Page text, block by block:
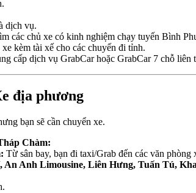
dịch vụ.
các chủ xe có kinh nghiệm chạy tuyến Bình
kèm tài xế cho các chuyến đi tỉnh.
cấp dịch vụ GrabCar hoặc GrabCar 7 chỗ
địa phương
bạn sẽ cần chuyển xe.
Chàm:
Từ sân bay, bạn đi taxi/Grab đến các văn
An Anh Limousine, Liên Hưng, Tuấn Tú,